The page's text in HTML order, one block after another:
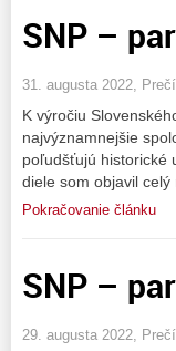
SNP –
31. augusta 2022,
K výročiu
najvýznamnejšie
poľudšťujú historické
diele som objavil
Pokračovanie článku
SNP –
29. augusta 2022,